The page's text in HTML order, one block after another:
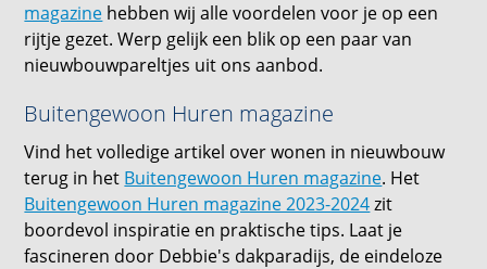
magazine hebben wij alle voordelen voor je op een
rijtje gezet. Werp gelijk een blik op een paar van
nieuwbouwpareltjes uit ons aanbod.
Buitengewoon Huren magazine
Vind het volledige artikel over wonen in nieuwbouw
terug in het Buitengewoon Huren magazine. Het
Buitengewoon Huren magazine 2023-2024zit
boordevol inspiratie en praktische tips. Laat je
fascineren door Debbie's dakparadijs, de eindeloze